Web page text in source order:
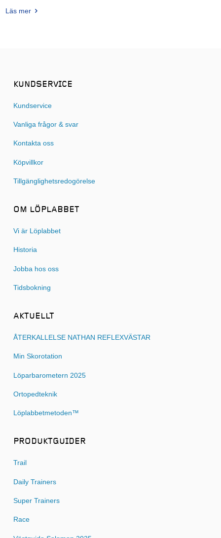
Läs mer
KUNDSERVICE
Kundservice
Vanliga frågor & svar
Kontakta oss
Köpvillkor
Tillgänglighetsredogörelse
OM LÖPLABBET
Vi är Löplabbet
Historia
Jobba hos oss
Tidsbokning
AKTUELLT
ÅTERKALLELSE NATHAN REFLEXVÄSTAR
Min Skorotation
Löparbarometern 2025
Ortopedteknik
Löplabbetmetoden™
PRODUKTGUIDER
Trail
Daily Trainers
Super Trainers
Race